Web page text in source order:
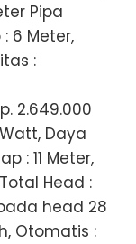
Pipa
: 6 Meter,
:
2.649.000
Daya
: 11 Meter,
Head :
head 28
Otomatis :